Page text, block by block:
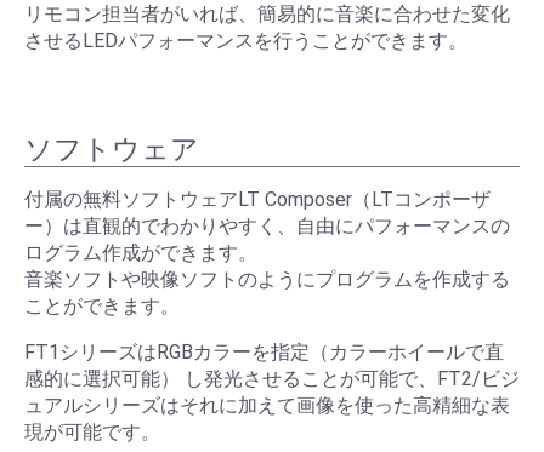
リモコン担当者がいれば、簡易的に音楽に合わせた変化
させるLEDパフォーマンスを行うことができます。
ソフトウェア
付属の無料ソフトウェアLT Composer（LTコンポーザ
ー）は直観的でわかりやすく、自由にパフォーマンスの
ログラム作成ができます。
音楽ソフトや映像ソフトのようにプログラムを作成する
ことができます。
FT1シリーズはRGBカラーを指定（カラーホイールで直
感的に選択可能） し発光させることが可能で、FT2/ビジ
ュアルシリーズはそれに加えて画像を使った高精細な表
現が可能です。